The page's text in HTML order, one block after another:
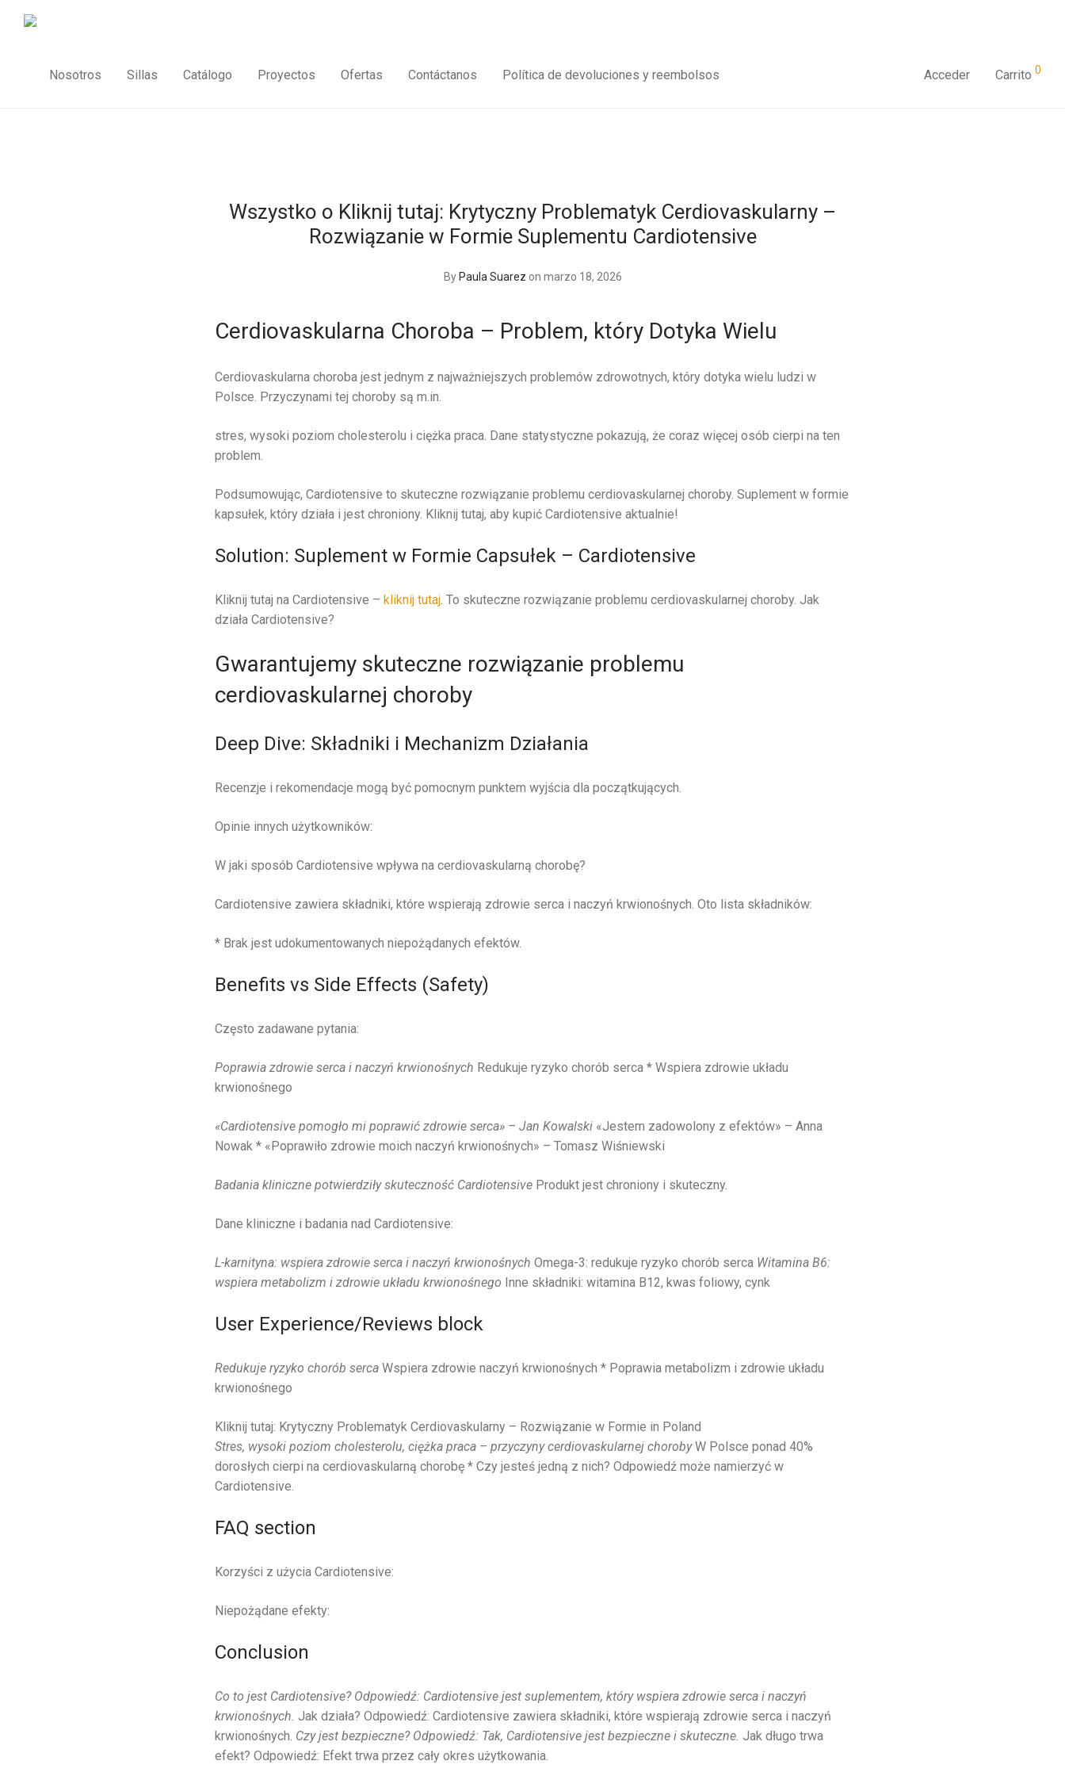
Nosotros Sillas Catálogo Proyectos Ofertas Contáctanos Política de devoluciones y reembolsos Acceder Carrito 0
Wszystko o Kliknij tutaj: Krytyczny Problematyk Cerdiovaskularny –
Rozwiązanie w Formie Suplementu Cardiotensive
By Paula Suarez on marzo 18, 2026
Cerdiovaskularna Choroba – Problem, który Dotyka Wielu
Cerdiovaskularna choroba jest jednym z najważniejszych problemów zdrowotnych, który dotyka wielu ludzi w
Polsce. Przyczynami tej choroby są m.in.
stres, wysoki poziom cholesterolu i ciężka praca. Dane statystyczne pokazują, że coraz więcej osób cierpi na ten
problem.
Podsumowując, Cardiotensive to skuteczne rozwiązanie problemu cerdiovaskularnej choroby. Suplement w formie
kapsułek, który działa i jest chroniony. Kliknij tutaj, aby kupić Cardiotensive aktualnie!
Solution: Suplement w Formie Capsułek – Cardiotensive
Kliknij tutaj na Cardiotensive – kliknij tutaj. To skuteczne rozwiązanie problemu cerdiovaskularnej choroby. Jak
działa Cardiotensive?
Gwarantujemy skuteczne rozwiązanie problemu
cerdiovaskularnej choroby
Deep Dive: Składniki i Mechanizm Działania
Recenzje i rekomendacje mogą być pomocnym punktem wyjścia dla początkujących.
Opinie innych użytkowników:
W jaki sposób Cardiotensive wpływa na cerdiovaskularną chorobę?
Cardiotensive zawiera składniki, które wspierają zdrowie serca i naczyń krwionośnych. Oto lista składników:
* Brak jest udokumentowanych niepożądanych efektów.
Benefits vs Side Effects (Safety)
Często zadawane pytania:
Poprawia zdrowie serca i naczyń krwionośnych Redukuje ryzyko chorób serca * Wspiera zdrowie układu
krwionośnego
«Cardiotensive pomogło mi poprawić zdrowie serca» – Jan Kowalski «Jestem zadowolony z efektów» – Anna
Nowak * «Poprawiło zdrowie moich naczyń krwionośnych» – Tomasz Wiśniewski
Badania kliniczne potwierdziły skuteczność Cardiotensive Produkt jest chroniony i skuteczny.
Dane kliniczne i badania nad Cardiotensive:
L-karnityna: wspiera zdrowie serca i naczyń krwionośnych Omega-3: redukuje ryzyko chorób serca Witamina B6:
wspiera metabolizm i zdrowie układu krwionośnego Inne składniki: witamina B12, kwas foliowy, cynk
User Experience/Reviews block
Redukuje ryzyko chorób serca Wspiera zdrowie naczyń krwionośnych * Poprawia metabolizm i zdrowie układu
krwionośnego
Kliknij tutaj: Krytyczny Problematyk Cerdiovaskularny – Rozwiązanie w Formie in Poland
Stres, wysoki poziom cholesterolu, ciężka praca – przyczyny cerdiovaskularnej chorobyW Polsce ponad 40%
dorosłych cierpi na cerdiovaskularną chorobę * Czy jesteś jedną z nich? Odpowiedź może namierzyć w
Cardiotensive.
FAQ section
Korzyści z użycia Cardiotensive:
Niepożądane efekty:
Conclusion
Co to jest Cardiotensive? Odpowiedź: Cardiotensive jest suplementem, który wspiera zdrowie serca i naczyń
krwionośnych. Jak działa? Odpowiedź: Cardiotensive zawiera składniki, które wspierają zdrowie serca i naczyń
krwionośnych. Czy jest bezpieczne? Odpowiedź: Tak, Cardiotensive jest bezpieczne i skuteczne. Jak długo trwa
efekt? Odpowiedź: Efekt trwa przez cały okres użytkowania.